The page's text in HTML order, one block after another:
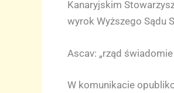
Kanaryjskim
wyrok Wyższego Sądu
Ascav: „rząd
W komunikacie